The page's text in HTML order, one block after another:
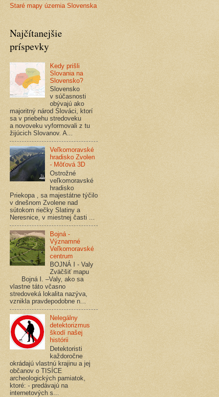
Staré mapy územia Slovenska
Najčítanejšie
príspevky
Kedy prišli
Slovania na
Slovensko?
Slovensko
v súčasnosti
obývajú ako
majoritný národ Slováci, ktorí
sa v priebehu stredoveku
a novoveku vyformovali z tu
žijúcich Slovanov. A...
Veľkomoravské
hradisko Zvolen
- Môťová 3D
Ostrožné
veľkomoravské
hradisko
Priekopa , sa majestátne týčilo
v dnešnom Zvolene nad
sútokom riečky Slatiny a
Neresnice, v miestnej časti ...
Bojná -
Významné
Veľkomoravské
centrum
BOJNÁ I - Valy
Zväčšiť mapu
Bojná I. –Valy, ako sa
vlastne táto včasno
stredoveká lokalita nazýva,
vznikla pravdepodobne n...
Nelegálny
detektorizmus
škodí našej
histórii
Detektoristi
každoročne
okrádajú vlastnú krajinu a jej
občanov o TISÍCE
archeologických pamiatok,
ktoré: - predávajú na
internetových s...